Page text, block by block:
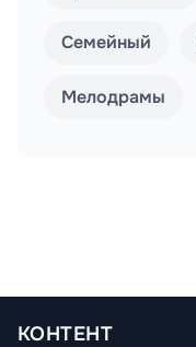
Семейный
Мелодрамы
КОНТЕНТ